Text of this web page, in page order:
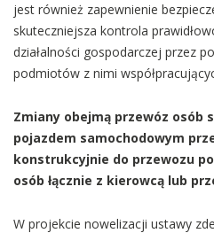
jest również zapewnienie
skuteczniejsza kontrola
działalności gospodarczej przez
podmiotów z nimi
Zmiany obejmą przewóz osób
pojazdem samochodowym
konstrukcyjnie do przewozu
osób łącznie z kierowcą lub
W projekcie nowelizacji ustawy